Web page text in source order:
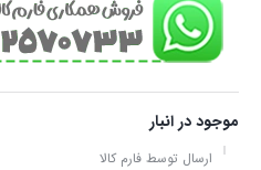
موجود در انبار
ارسال توسط فارم کالا